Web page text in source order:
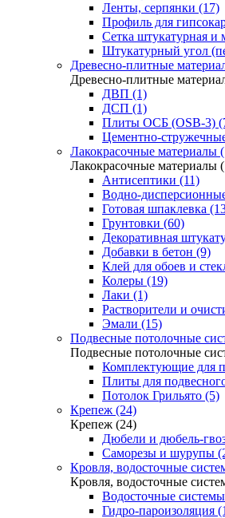
Ленты, серпянки (17)
Профиль для
Сетка штукатурная и
Штукатурный угол
Древесно-плитные
Древесно-плитные
ДВП (1)
ДСП (1)
Плиты ОСБ (OSB-3)
Цементно-
Лакокрасочные материалы
Лакокрасочные материалы
Антисептики (11)
Водно-
Готовая шпаклевка
Грунтовки (60)
Декоративная
Добавки в бетон (9)
Клей для обоев и
Колеры (19)
Лаки (1)
Растворители и
Эмали (15)
Подвесные потолочные
Подвесные потолочные
Комплектующие для
Плиты для
Потолок Грильято (5)
Крепеж (24)
Крепеж (24)
Дюбели и дюбель-
Саморезы и шурупы
Кровля, водосточные
Кровля, водосточные
Водосточные
Гидро-пароизоляция